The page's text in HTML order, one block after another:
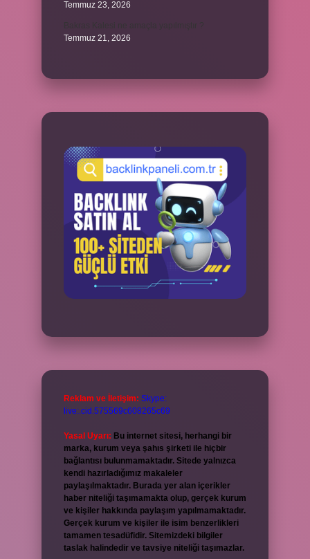
Temmuz 23, 2026
Temmuz 21, 2026
Reklam ve İletişim: Skype:
live:.cid.575569c608265c69
Yasal Uyarı: Bu internet sitesi, herhangi bir
marka, kurum veya şahıs şirketi ile hiçbir
bağlantısı bulunmamaktadır. Sitede yalnızca
kendi hazırladığımız makaleler
paylaşılmaktadır. Burada yer alan içerikler
haber niteliği taşımamakta olup, gerçek kurum
ve kişiler hakkında paylaşım yapılmamaktadır.
Gerçek kurum ve kişiler ile isim benzerlikleri
tamamen tesadüfidir. Sitemizdeki bilgiler
taslak halindedir ve tavsiye niteliği taşımazlar.